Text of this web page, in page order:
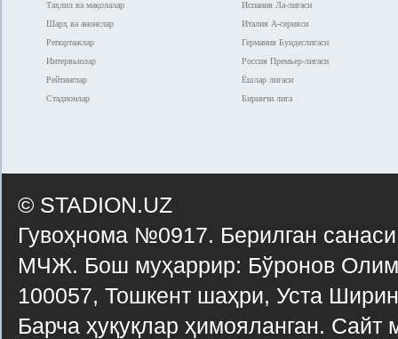
Таҳлил ва мақолалар
Шарҳ ва анонслар
Репортажлар
Интервьюлар
Рейтинглар
Стадионлар
Испания Ла-лигаси
Италия А-серияси
Германия Бундеслигаси
Россия Премьер-лигаси
Ёшлар лигаси
Биринчи лига
© STADION.UZ
Гувоҳнома №0917. Берилган
МЧЖ. Бош муҳаррир: Бўронов
100057, Тошкент шаҳри, Уста
Барча ҳуқуқлар ҳимояланган. Сайт